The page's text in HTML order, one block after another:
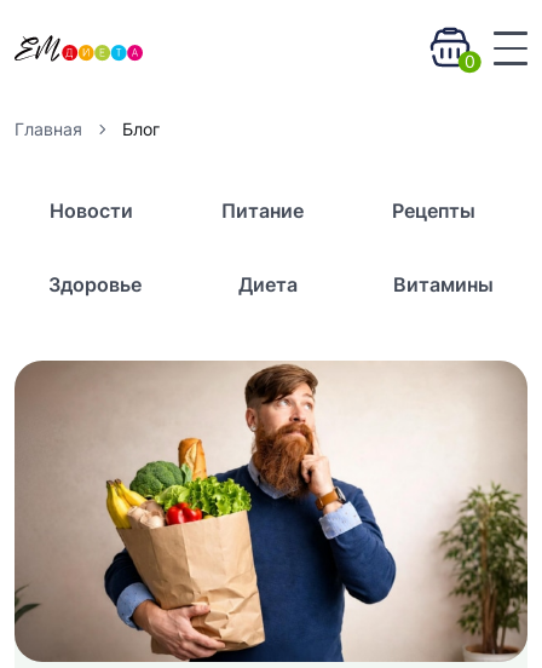
0
Главная Блог
Новости Питание Рецепты
Здоровье Диета Витамины